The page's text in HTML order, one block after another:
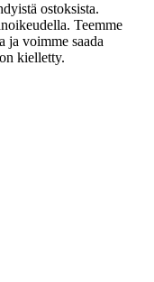
ostoksista.
Teemme
ja voimme saada
kielletty.